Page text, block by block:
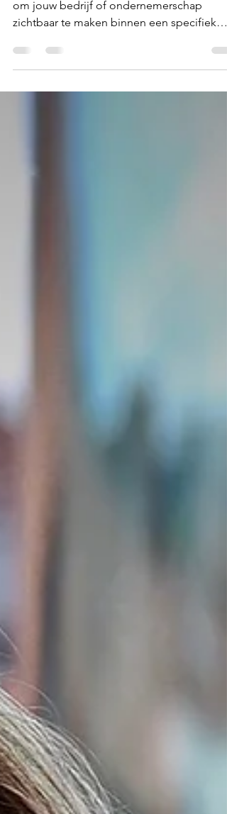
Hashtags gebruiken is een krachtige manier
om jouw bedrijf of ondernemerschap
zichtbaar te maken binnen een specifiek
thema, onderwerp of...